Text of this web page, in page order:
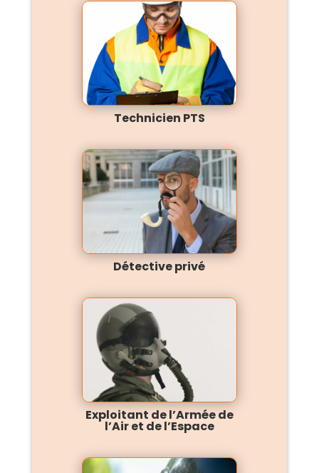
Technicien PTS
Détective privé
Exploitant de l’Armée de
l’Air et de l’Espace